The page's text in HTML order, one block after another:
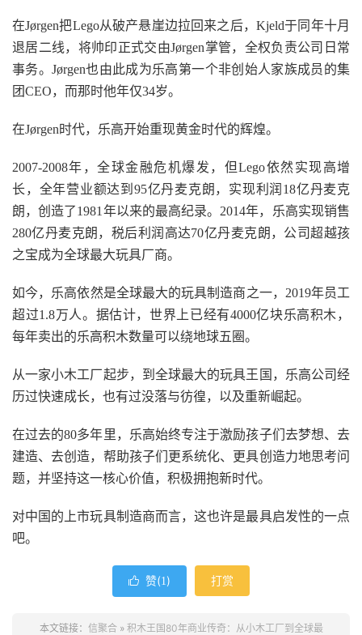
在Jørgen把Lego从破产悬崖边拉回来之后，Kjeld于同年十月
退居二线，将帅印正式交由Jørgen掌管，全权负责公司日常
事务。Jørgen也由此成为乐高第一个非创始人家族成员的集
团CEO，而那时他年仅34岁。
在Jørgen时代，乐高开始重现黄金时代的辉煌。
2007-2008年，全球金融危机爆发，但Lego依然实现高增
长，全年营业额达到95亿丹麦克朗，实现利润18亿丹麦克
朗，创造了1981年以来的最高纪录。2014年，乐高实现销售
280亿丹麦克朗，税后利润高达70亿丹麦克朗，公司超越孩
之宝成为全球最大玩具厂商。
如今，乐高依然是全球最大的玩具制造商之一，2019年员工
超过1.8万人。据估计，世界上已经有4000亿块乐高积木，
每年卖出的乐高积木数量可以绕地球五圈。
从一家小木工厂起步，到全球最大的玩具王国，乐高公司经
历过快速成长，也有过没落与彷徨，以及重新崛起。
在过去的80多年里，乐高始终专注于激励孩子们去梦想、去
建造、去创造，帮助孩子们更系统化、更具创造力地思考问
题，并坚持这一核心价值，积极拥抱新时代。
对中国的上市玩具制造商而言，这也许是最具启发性的一点
吧。
 赞(1) 打赏
本文链接： 信聚合» 积木王国80年商业传奇：从小木工厂到全球最